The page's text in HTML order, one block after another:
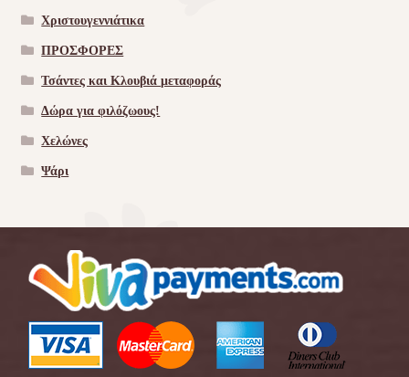
Χριστουγεννιάτικα
ΠΡΟΣΦΟΡΕΣ
Τσάντες και Κλουβιά μεταφοράς
Δώρα για φιλόζωους!
Χελώνες
Ψάρι